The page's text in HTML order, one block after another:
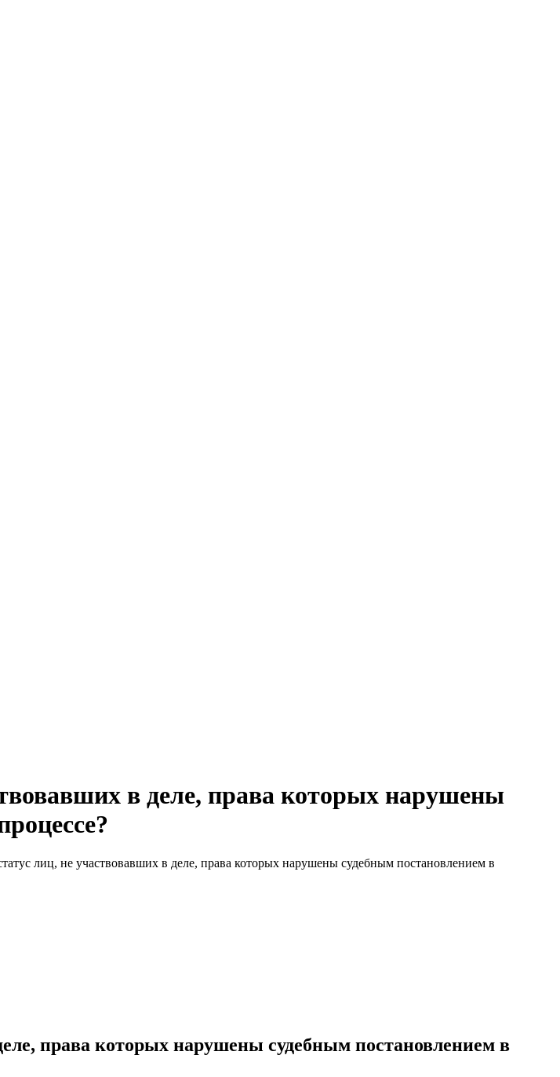
в деле, права которых нарушены
лиц, не участвовавших в деле, права которых нарушены судебным постановлением в
права которых нарушены судебным постановлением в